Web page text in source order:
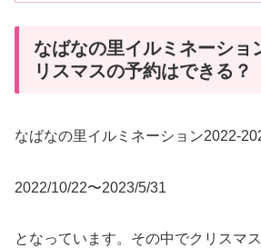
なばなの里イルミネーショ
リスマスの予約はできる？
なばなの里イルミネーション2022-
2022/10/22〜2023/5/31
となっています。その中でクリスマ